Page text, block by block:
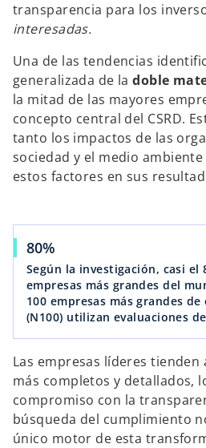
transparencia para los
interesadas.
Una de las tendencias
generalizada de ladoble
la mitad de las mayores
concepto central del CSRD.
tanto los impactos de las
sociedad y el medio
estos factores en sus
80%
Según la investigación, casi el
empresas más grandes del
100 empresas más grandes
(N100) utilizan evaluaciones
Las empresas líderes
más completos y detallados,
compromiso con la
búsqueda del cumplimiento
único motor de esta